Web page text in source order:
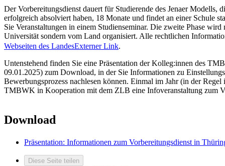
Der Vorbereitungsdienst dauert für Studierende des Jenaer Modells,
erfolgreich absolviert haben, 18 Monate und findet an einer Schule
Sie Veranstaltungen in einem Studienseminar. Die zweite Phase wird
Universität sondern vom Land organisiert. Alle rechtlichen
Webseiten des LandesExterner Link.
Untenstehend finden Sie eine Präsentation der Kolleg:innen des
09.01.2025) zum Download, in der Sie Informationen zu
Bewerbungsprozess nachlesen können. Einmal im Jahr (in der Regel
TMBWK in Kooperation mit dem ZLB eine Infoveranstaltung zum
Download
Präsentation: Informationen zum Vorbereitungsdienst in
Diese Seite teilen